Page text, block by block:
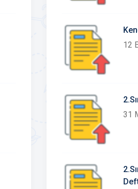
12
31